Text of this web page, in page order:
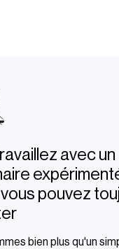
avec un
vous pouvez
bien plus qu'un